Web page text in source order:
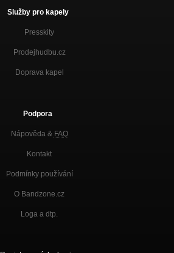
Služby pro kapely
Presskity
Prodejhudbu.cz
Doprava kapel
Podpora
Nápověda & FAQ
Kontakt
Podmínky používání
O Bandzone.cz
Loga a dtp.